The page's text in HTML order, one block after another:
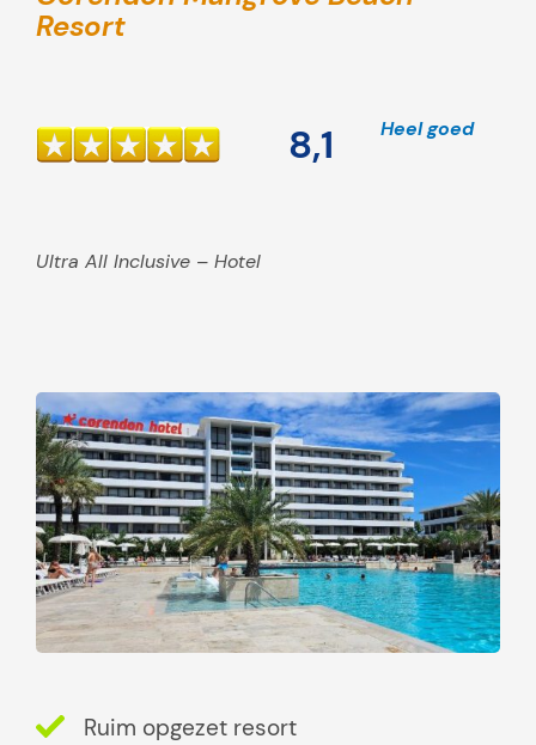
Resort
8,1 Heel goed
Ultra All Inclusive – Hotel
Ruim opgezet resort